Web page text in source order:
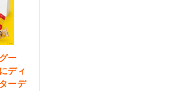
ー
ディ
ーデ